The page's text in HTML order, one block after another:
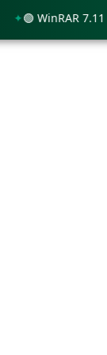
🟢 WinRAR 7.11